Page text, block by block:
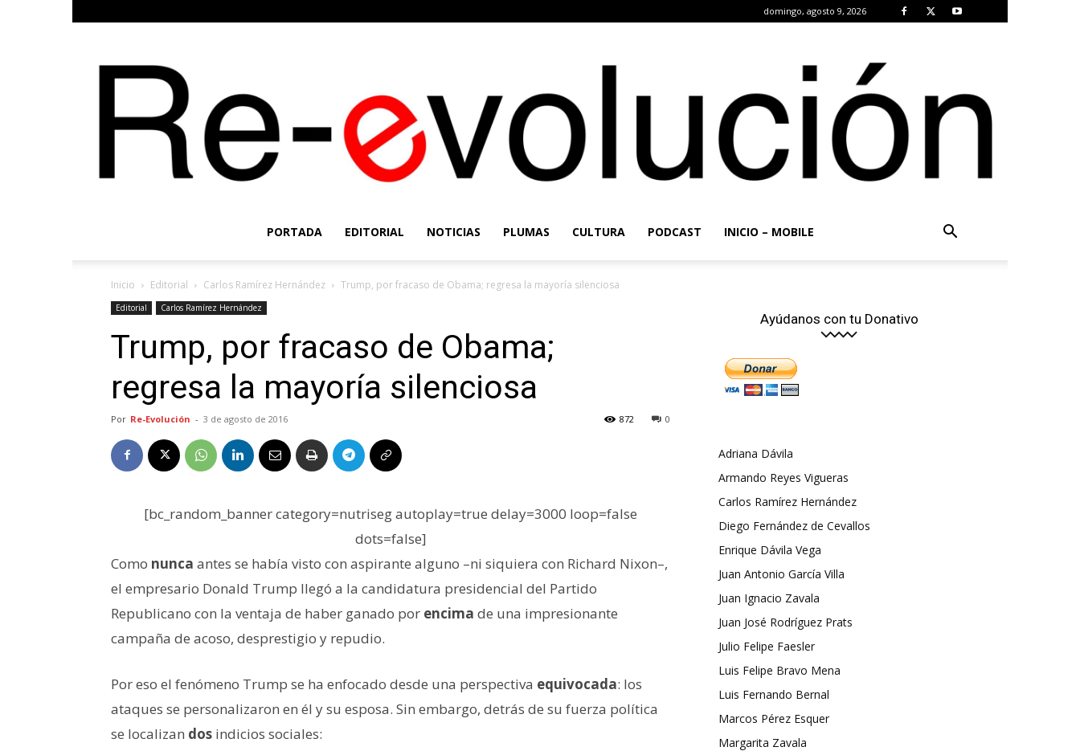
domingo, agosto 9, 2026
Evolución
PORTADA EDITORIAL NOTICIAS PLUMAS CULTURA PODCAST INICIO – MOBILE
Inicio Editorial Carlos Ramírez Hernández Trump, por fracaso de Obama; regresa la mayoría silenciosa
Editorial Carlos Ramírez Hernández
Trump, por fracaso de Obama;
regresa la mayoría silenciosa
Por Re-Evolución - 3 de agosto de 2016 0
872
[bc_random_banner category=nutriseg autoplay=true delay=3000 loop=false
dots=false]
Como nunca antes se había visto con aspirante alguno –ni siquiera con Richard Nixon–,
el empresario Donald Trump llegó a la candidatura presidencial del Partido
Republicano con la ventaja de haber ganado por encima de una impresionante
campaña de acoso, desprestigio y repudio.
Por eso el fenómeno Trump se ha enfocado desde una perspectiva equivocada: los
ataques se personalizaron en él y su esposa. Sin embargo, detrás de su fuerza política
se localizan dos indicios sociales:
Ayúdanos con tu Donativo
Adriana Dávila
Armando Reyes Vigueras
Carlos Ramírez Hernández
Diego Fernández de Cevallos
Enrique Dávila Vega
Juan Antonio García Villa
Juan Ignacio Zavala
Juan José Rodríguez Prats
Julio Felipe Faesler
Luis Felipe Bravo Mena
Luis Fernando Bernal
Marcos Pérez Esquer
Margarita Zavala